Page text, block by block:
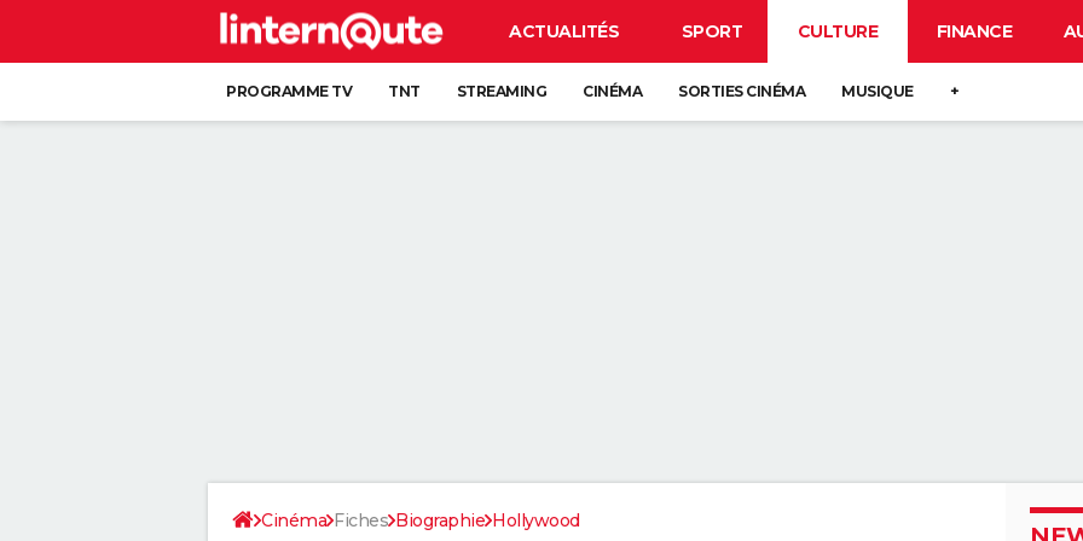
ACTUALITÉS SPORT CULTURE FINANCE
PROGRAMME TV TNT STREAMING CINÉMA SORTIES CINÉMA MUSIQUE +
Cinéma Fiches Biographie Hollywood